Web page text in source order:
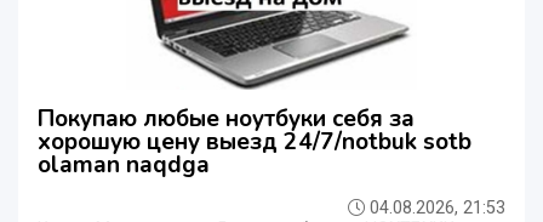
Покупаю любые ноутбуки себя за
хорошую цену выезд 24/7/notbuk sotb
olaman naqdga
04.08.2026, 21:53